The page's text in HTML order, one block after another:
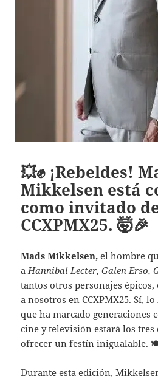
💥✊ ¡Rebeldes!
Mikkelsen está
como invitado
CCXPMX25. 🤯🎉
Mads Mikkelsen,el hombre
a Hannibal Lecter, Galen Erso,
tantos otros personajes
a nosotros en CCXPMX25. Sí,
que ha marcado generaciones
cine y televisión estará los tres
ofrecer un festín inigualable.
Durante esta edición,